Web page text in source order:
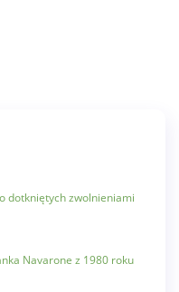
dotkniętych zwolnieniami
Navarone z 1980 roku